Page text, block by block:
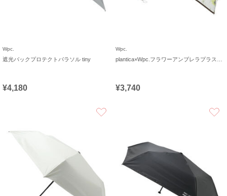
Wpc.
遮光バックプロテクトパラソル tiny
¥4,180
Wpc.
¥3,740